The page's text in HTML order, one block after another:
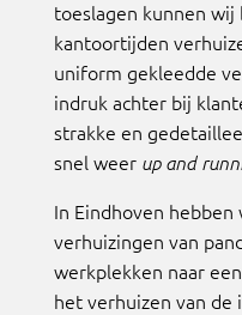
toeslagen kunnen
kantoortijden
uniform gekleedde
indruk achter bij
strakke en
snel weer up and
In Eindhoven
verhuizingen van
werkplekken naar
het verhuizen van de